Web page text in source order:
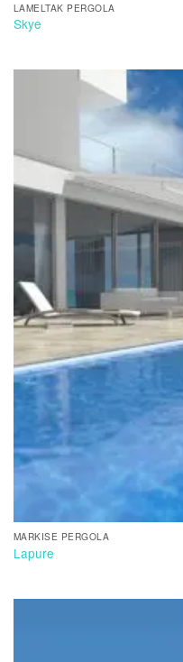
LAMELTAK PERGOLA
Skye
MARKISE PERGOLA
Lapure